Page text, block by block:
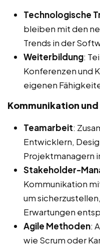
Technologische
bleiben mit den
Trends in der
Weiterbildung:
Konferenzen und
eigenen
Kommunikation
Teamarbeit:
Entwicklern,
Projektmanagern
Stakeholder-
Kommunikation
um
Erwartungen
Agile Methoden:
wie Scrum oder